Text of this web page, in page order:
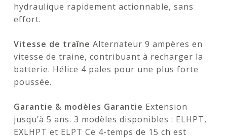
hydraulique rapidement actionnable, sans
effort.
Vitesse de traîne Alternateur 9 ampères en
vitesse de traine, contribuant à recharger la
batterie. Hélice 4 pales pour une plus forte
poussée.
Garantie & modèles Garantie Extension
jusqu’à 5 ans. 3 modèles disponibles : ELHPT,
EXLHPT et ELPT Ce 4-temps de 15 ch est